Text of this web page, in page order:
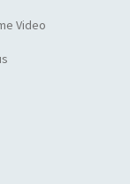
Video